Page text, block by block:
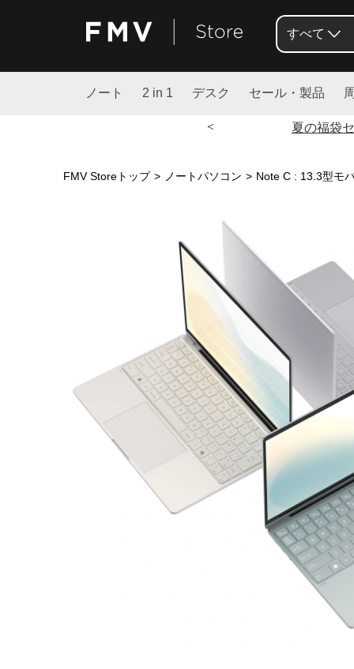
すべて
ノート 2 in 1 デスク セール・製品
夏の福袋
<
FMV Storeトップ > ノートパソコン > Note C : 13.3型モ